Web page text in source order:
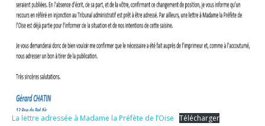
La lettre adressée à Madame la Préfète de l’Oise Télécharger